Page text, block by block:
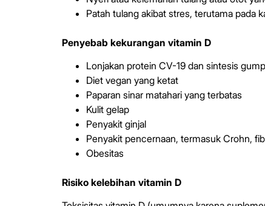
Patah tulang akibat stres, terutama pada
Penyebab kekurangan vitamin D
Lonjakan protein CV-19 dan sintesis
Diet vegan yang ketat
Paparan sinar matahari yang terbatas
Kulit gelap
Penyakit ginjal
Penyakit pencernaan, termasuk Crohn,
Obesitas
Risiko kelebihan vitamin D